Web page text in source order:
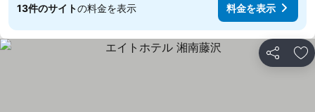
13件のサイトの料金を表示 料金を表示
シェア お